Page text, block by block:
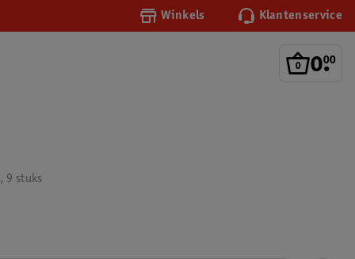
Winkels Klantenservice
0.
00
9 stuks